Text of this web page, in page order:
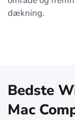
dækning.
Bedste
Mac